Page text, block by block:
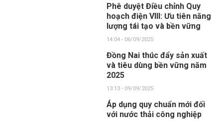
Phê duyệt Điều chỉnh Quy
hoạch điện VIII: Ưu tiên năng
lượng tái tạo và bền vững
14:04 - 06/09/2025
Đồng Nai thúc đẩy sản xuất
và tiêu dùng bền vững năm
2025
13:13 - 09/09/2025
Áp dụng quy chuẩn mới đối
với nước thải công nghiệp